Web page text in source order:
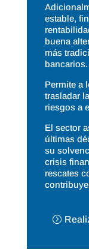
estable,
buena
más
bancarios.
Permite a
trasladar
riesgos a
El sector
últimas
su
crisis
rescates